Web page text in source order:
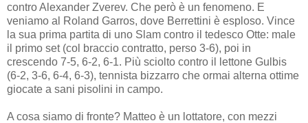
contro Alexander Zverev. Che però è un fenomeno. E
veniamo al Roland Garros, dove Berrettini è esploso. Vince
la sua prima partita di uno Slam contro il tedesco Otte: male
il primo set (col braccio contratto, perso 3-6), poi in
crescendo 7-5, 6-2, 6-1. Più sciolto contro il lettone Gulbis
(6-2, 3-6, 6-4, 6-3), tennista bizzarro che ormai alterna ottime
giocate a sani pisolini in campo.
A cosa siamo di fronte? Matteo è un lottatore, con mezzi